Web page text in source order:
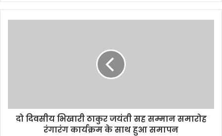
b
s
e
दो दिवसीय भिखारी ठाकुर जयंती सह सम्मान समारोह
रंगारंग कार्यक्रम के साथ हुआ समापन